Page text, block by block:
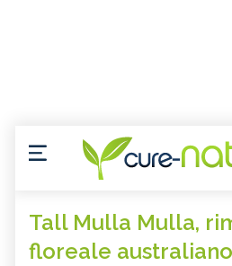
Tall Mulla Mulla,
floreale australiano